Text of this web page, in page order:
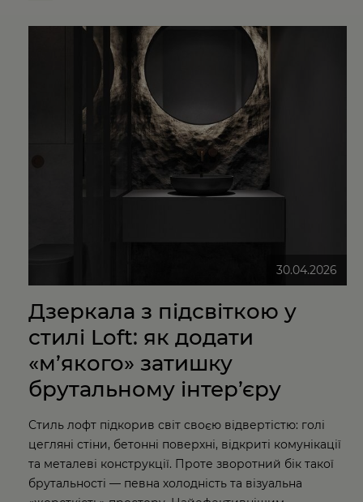
30.04.2026
Дзеркала з підсвіткою у
стилі Loft: як додати
«м’якого» затишку
брутальному інтер’єру
Стиль лофт підкорив світ своєю відвертістю: голі
цегляні стіни, бетонні поверхні, відкриті комунікації
та металеві конструкції. Проте зворотний бік такої
брутальності — певна холодність та візуальна